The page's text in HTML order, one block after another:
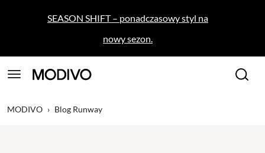
SEASON SHIFT – ponadczasowy styl na
nowy sezon.
MODIVO › Blog Runway